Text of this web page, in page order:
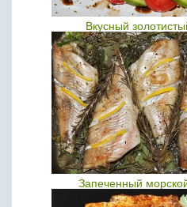
Вкусный
Запеченный